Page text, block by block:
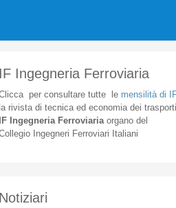
IF Ingegneria Ferroviaria
per consultare tuttele mensilità di
la rivista di tecnica ed economia dei trasporti
IF Ingegneria Ferroviaria organodel
Ingegneri Ferroviari Italiani
Notiziari